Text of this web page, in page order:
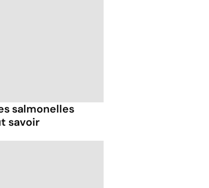
salmonelles
savoir